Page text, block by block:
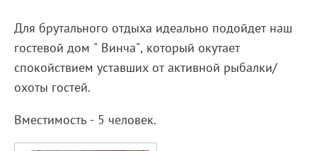
Для брутального отдыха идеально подойдет наш
гостевой дом " Винча", который окутает
спокойствием уставших от активной рыбалки/
охоты гостей.
Вместимость - 5 человек.